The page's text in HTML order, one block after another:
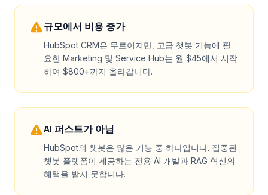
규모에서 비용 증가
HubSpot CRM은 무료이지만, 고급 챗봇 기능에 필
요한 Marketing 및 Service Hub는 월 $45에서 시작
하여 $800+까지 올라갑니다.
AI 퍼스트가 아님
HubSpot의 챗봇은 많은 기능 중 하나입니다. 집중된
챗봇 플랫폼이 제공하는 전용 AI 개발과 RAG 혁신의
혜택을 받지 못합니다.